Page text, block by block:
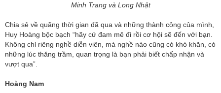
Minh Trang và Long Nhật
Chia sẻ về quãng thời gian đã qua và những thành công của mình,
Huy Hoàng bộc bạch “hãy cứ đam mê đi rồi cơ hội sẽ đến với bạn.
Không chỉ riêng nghề diễn viên, mà nghề nào cũng có khó khăn, có
những lúc thăng trầm, quan trọng là bạn phải biết chấp nhận và
vượt qua”.
Hoàng Nam